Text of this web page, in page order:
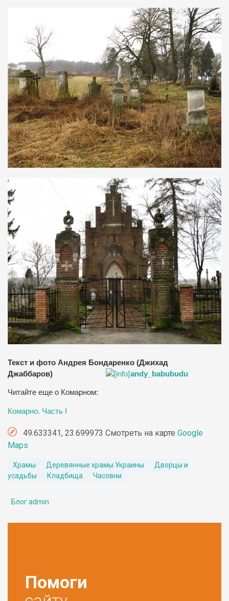
Текст и фото Андрея Бондаренко (Джихад
Джаббаров)
andy_babubudu
Читайте еще о Комарном:
Комарно. Часть І
49.633341, 23.699973 Смотреть на карте Google
Maps
Храмы Деревянные храмы Украины
Дворцы и
усадьбы
Кладбища Часовни
Блог admin
Помоги